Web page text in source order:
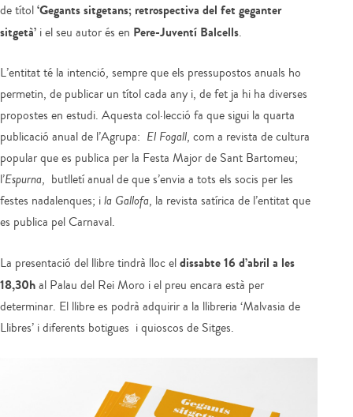
de títol‘Gegants sitgetans; retrospectiva del fet geganter
sitgetà’ i el seu autor és en Pere-Juventí Balcells.
L’entitat té la intenció, sempre que els pressupostos anuals ho
permetin, de publicar un títol cada any i, de fet ja hi ha diverses
propostes en estudi. Aquesta col·lecció fa que sigui la quarta
publicació anual de l’Agrupa: El Fogall, com a revista de cultura
popular que es publica per la Festa Major de Sant Bartomeu;
l’Espurna, butlletí anual de que s’envia a tots els socis per les
festes nadalenques; ila Gallofa, la revista satírica de l’entitat que
es publica pel Carnaval.
La presentació del llibre tindrà lloc eldissabte 16 d’abril a les
18,30hal Palau del Rei Moro i el preu encara està per
determinar. El llibre es podrà adquirir a la llibreria ‘Malvasia de
Llibres’ i diferents botigues i quioscos de Sitges.